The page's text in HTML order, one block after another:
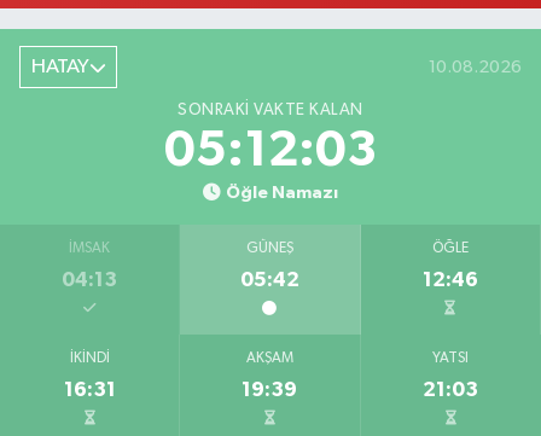
Ekinoba Mahallesi Hürriyet Caddesi No:64 3B Ekinoba File Market Yanı
0 (212) 823 05 30
Petroliş Mahallesi Üsküdar Caddesi 53 C VENİ VİDİ GÖZ HASTANESİ
0 (216) 755 85 88 Yol Tarifi Al
Bayraktar Eczanesi
Kemalpaşa Mahallesi Atatürk Bulvarı No:32 B
Yol Tarifi Al
HATAY 10.08.2026
SONRAKI VAKTE KALAN
05:12:03
Öğle Namazı
İMSAK
04:13
GÜNEŞ
05:42
ÖĞLE
12:46
İKINDI
16:31
AKŞAM
19:39
YATSI
21:03